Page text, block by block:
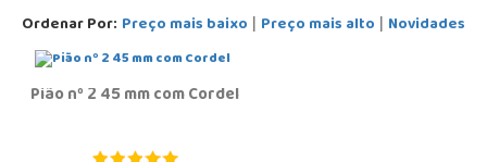
Ordenar Por: Preço mais baixo | Preço mais alto | Novidades
Pião nº 2 45 mm com Cordel